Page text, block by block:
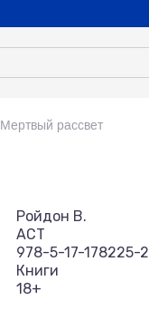
Мертвый рассвет
Ройдон В.
АСТ
978-5-17-178225-2
Книги
18+